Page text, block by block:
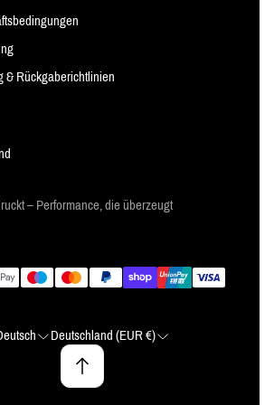
& Rückgaberichtlinien
– Performance, die überzeugt
Deutschland (EUR €)